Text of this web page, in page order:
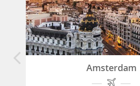
Amsterdam